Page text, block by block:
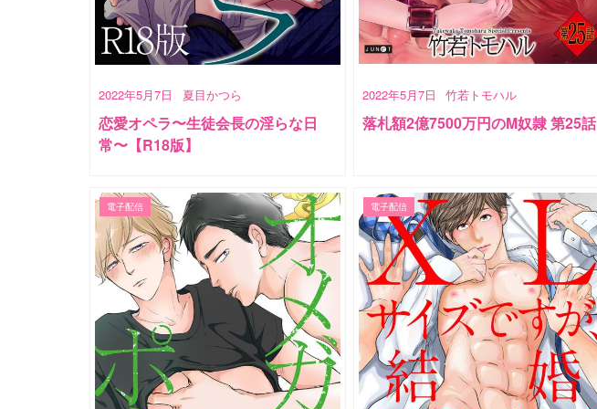
2022年5月7日 夏目かつら
恋愛オペラ〜生徒会長の淫らな日
常〜【R18版】
2022年5月7日 竹若トモハル
落札額2億7500万円のM奴隷 第25話
電子配信 電子配信